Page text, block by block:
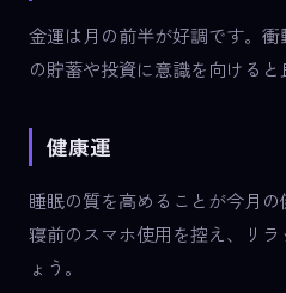
金運は月の前半が好調です。
の貯蓄や投資に意識を向けると
健康運
睡眠の質を高めることが今月
寝前のスマホ使用を控え、リ
ょう。